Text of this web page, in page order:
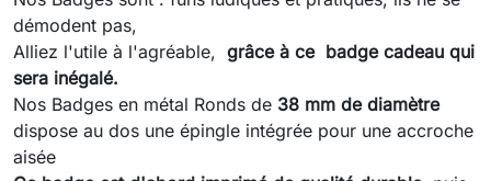
démodent pas,
Alliez l'utile à l'agréable, grâce à ce badge cadeau qui
sera inégalé.
Nos Badges en métal Ronds de 38 mm de diamètre
dispose au dos une épingle intégrée pour une accroche
aisée